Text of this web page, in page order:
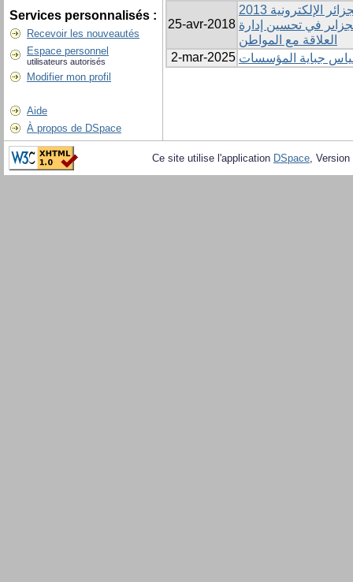
Services personnalisés :
Recevoir les nouveautés
Espace personnel
utilisateurs autorisés
Modifier mon profil
Aide
À propos de DSpace
25-avr-2018
دراسة تقييمية لمشروع الجزائر الإلكترونية 2013 : CRM دور
في تحسين إدارة
العلاقة مع المواطن
2-mar-2025 جباية المؤسسات
Ce site utilise l'application DSpace,